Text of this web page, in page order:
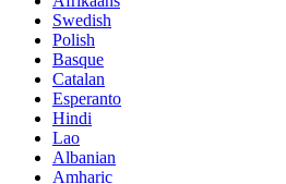
Swedish
Polish
Basque
Catalan
Esperanto
Hindi
Lao
Albanian
Amharic